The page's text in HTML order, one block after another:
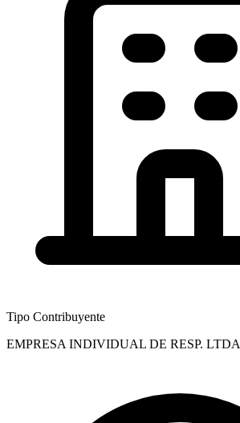
Tipo Contribuyente
EMPRESA INDIVIDUAL DE RESP. LTDA